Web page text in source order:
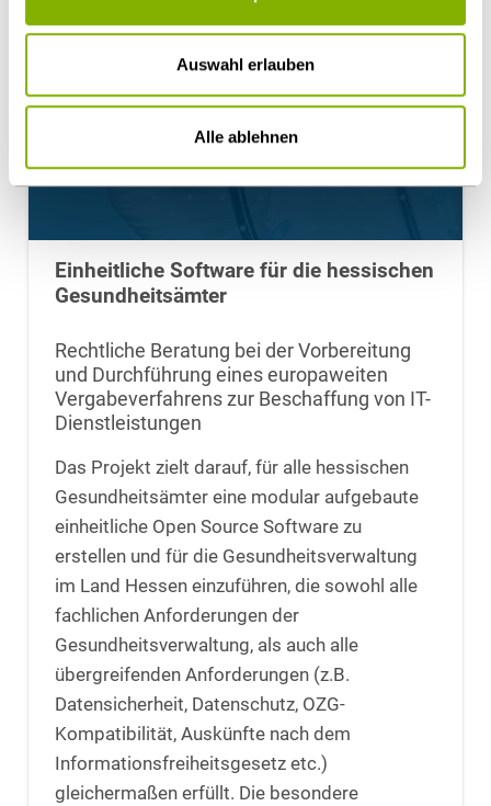
Auswahl erlauben
Alle ablehnen
Einheitliche Software für die hessischen
Gesundheitsämter
Rechtliche Beratung bei der Vorbereitung
und Durchführung eines europaweiten
Vergabeverfahrens zur Beschaffung von IT-
Dienstleistungen
Das Projekt zielt darauf, für alle hessischen
Gesundheitsämter eine modular aufgebaute
einheitliche Open Source Software zu
erstellen und für die Gesundheitsverwaltung
im Land Hessen einzuführen, die sowohl alle
fachlichen Anforderungen der
Gesundheitsverwaltung, als auch alle
übergreifenden Anforderungen (z.B.
Datensicherheit, Datenschutz, OZG-
Kompatibilität, Auskünfte nach dem
Informationsfreiheitsgesetz etc.)
gleichermaßen erfüllt. Die besondere